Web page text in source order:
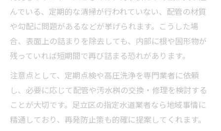
んでいる、定期的な清掃が行われていない、配管の材質
や勾配に問題があるなどが挙げられます。こうした場
合、表面上の詰まりを除去しても、内部に根や固形物が
残っていれば短期間で再び詰まる恐れがあります。
注意点として、定期点検や高圧洗浄を専門業者に依頼
し、必要に応じて配管や汚水桝の交換・修理を検討する
ことが大切です。足立区の指定水道業者なら地域事情に
精通しており、再発防止策も的確に提案してくれます。